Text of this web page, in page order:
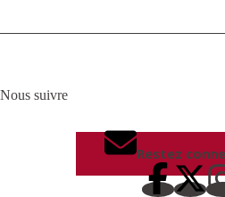
Nous suivre
Restez